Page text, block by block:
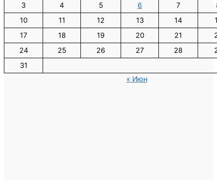
3
4 5 6 7
10
11 12 13 14
17
18 19 20 21
24
25 26 27 28
31
« Июн